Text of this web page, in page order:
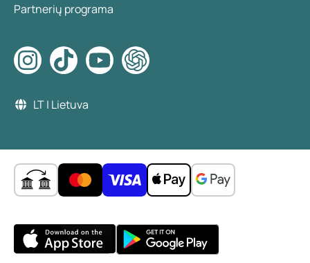
Partnerių programa
LT | Lietuva